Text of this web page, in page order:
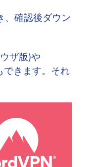
、確認後ダウン
ザ版)や
できます。それ